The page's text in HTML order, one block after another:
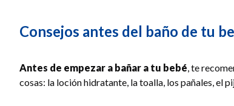
Consejos antes del baño de tu
Antes de empezar a bañar a tu bebé, te
cosas: la loción hidratante, la toalla, los pañales, el